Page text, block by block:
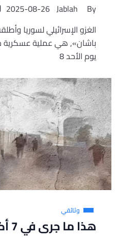
By
Jablah
2025-08-26
الغزو الإسرائيلي لسوريا
باشان», هي عملية عسكرية
يوم الأحد 8
وثائقي
هذا ما جرى في 7 أكتوبر/تشرين الأول